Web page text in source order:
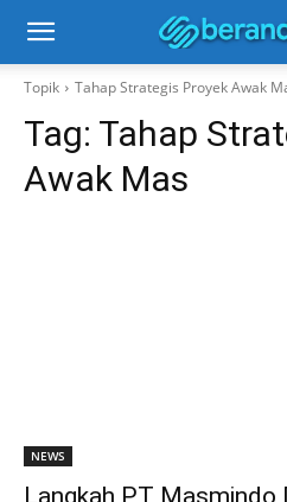
Topik Tahap Strategis Proyek Awak
Tag: Tahap
Awak Mas
NEWS
Langkah PT Masmindo